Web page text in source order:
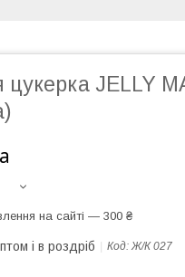
JELLY
на сайті — 300 ₴
і в роздріб Код: Ж/К 027